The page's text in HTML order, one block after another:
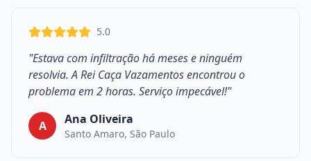
5.0
"Estava com infiltração há meses e ninguém
resolvia. A Rei Caça Vazamentos encontrou o
problema em 2 horas. Serviço impecável!"
A Ana Oliveira
Santo Amaro, São Paulo